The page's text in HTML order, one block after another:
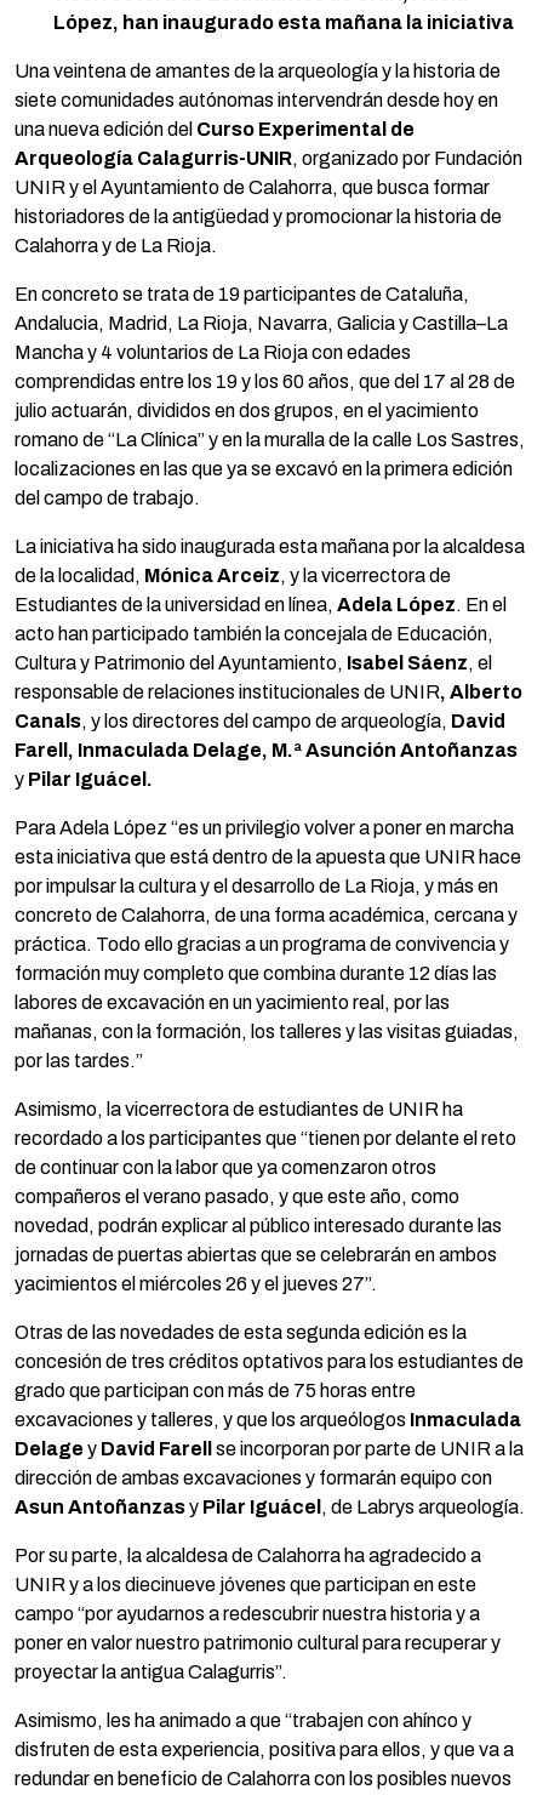
López, han inaugurado esta mañana la iniciativa
Una veintena de amantes de la arqueología y la historia de
siete comunidades autónomas intervendrán desde hoy en
una nueva edición del Curso Experimental de
Arqueología Calagurris-UNIR, organizado por Fundación
UNIR y el Ayuntamiento de Calahorra, que busca formar
historiadores de la antigüedad y promocionar la historia de
Calahorra y de La Rioja.
En concreto se trata de 19 participantes de Cataluña,
Andalucia, Madrid, La Rioja, Navarra, Galicia y Castilla–La
Mancha y 4 voluntarios de La Rioja con edades
comprendidas entre los 19 y los 60 años, que del 17 al 28 de
julio actuarán, divididos en dos grupos, en el yacimiento
romano de “La Clínica” y en la muralla de la calle Los Sastres,
localizaciones en las que ya se excavó en la primera edición
del campo de trabajo.
La iniciativa ha sido inaugurada esta mañana por la alcaldesa
de la localidad, Mónica Arceiz, y la vicerrectora de
Estudiantes de la universidad en línea, Adela López. En el
acto han participado también la concejala de Educación,
Cultura y Patrimonio del Ayuntamiento, Isabel Sáenz, el
responsable de relaciones institucionales de UNIR, Alberto
Canals, y los directores del campo de arqueología, David
Farell, Inmaculada Delage, M.ª Asunción Antoñanzas
y Pilar Iguácel.
Para Adela López “es un privilegio volver a poner en marcha
esta iniciativa que está dentro de la apuesta que UNIR hace
por impulsar la cultura y el desarrollo de La Rioja, y más en
concreto de Calahorra, de una forma académica, cercana y
práctica. Todo ello gracias a un programa de convivencia y
formación muy completo que combina durante 12 días las
labores de excavación en un yacimiento real, por las
mañanas, con la formación, los talleres y las visitas guiadas,
por las tardes.”
Asimismo, la vicerrectora de estudiantes de UNIR ha
recordado a los participantes que “tienen por delante el reto
de continuar con la labor que ya comenzaron otros
compañeros el verano pasado, y que este año, como
novedad, podrán explicar al público interesado durante las
jornadas de puertas abiertas que se celebrarán en ambos
yacimientos el miércoles 26 y el jueves 27”.
Otras de las novedades de esta segunda edición es la
concesión de tres créditos optativos para los estudiantes de
grado que participan con más de 75 horas entre
excavaciones y talleres, y que los arqueólogos Inmaculada
Delage y David Farell
se incorporan por parte de UNIR a la
dirección de ambas excavaciones y formarán equipo con
Asun Antoñanzasy Pilar Iguácel , de Labrys arqueología.
Por su parte, la alcaldesa de Calahorra ha agradecido a
UNIR y a los diecinueve jóvenes que participan en este
campo “por ayudarnos a redescubrir nuestra historia y a
poner en valor nuestro patrimonio cultural para recuperar y
proyectar la antigua Calagurris”.
Asimismo, les ha animado a que “trabajen con ahínco y
disfruten de esta experiencia, positiva para ellos, y que va a
redundar en beneficio de Calahorra con los posibles nuevos